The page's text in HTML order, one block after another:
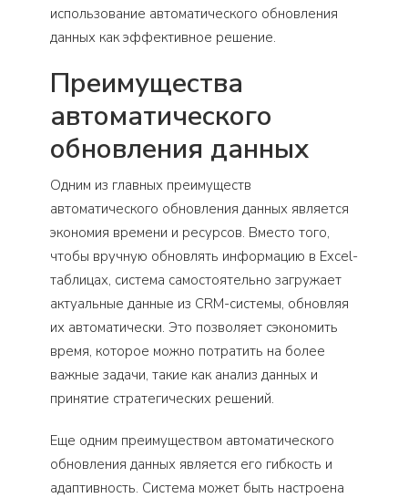
использование автоматического обновления
данных как эффективное решение.
Преимущества
автоматического
обновления данных
Одним из главных преимуществ
автоматического обновления данных является
экономия времени и ресурсов. Вместо того,
чтобы вручную обновлять информацию в Excel-
таблицах, система самостоятельно загружает
актуальные данные из CRM-системы, обновляя
их автоматически. Это позволяет сэкономить
время, которое можно потратить на более
важные задачи, такие как анализ данных и
принятие стратегических решений.
Еще одним преимуществом автоматического
обновления данных является его гибкость и
адаптивность. Система может быть настроена